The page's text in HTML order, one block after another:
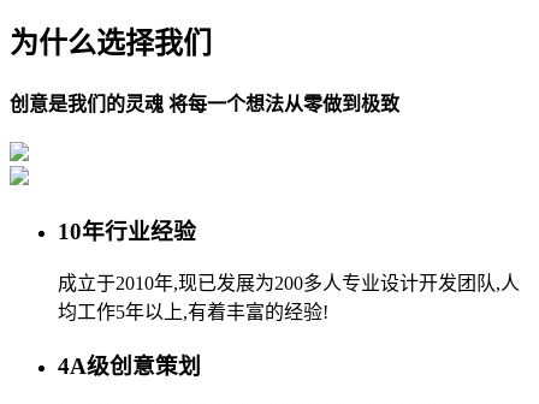
为什么选择我们
创意是我们的灵魂 将每一个想法从零做到极致
10年行业经验
成立于2010年,现已发展为200多人专业设计开发团队,人
均工作5年以上,有着丰富的经验!
4A级创意策划